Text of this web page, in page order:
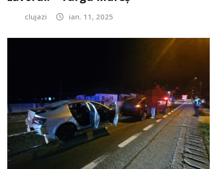
clujazi ian. 11, 2025